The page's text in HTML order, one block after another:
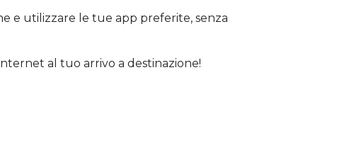
e utilizzare le tue app preferite, senza
al tuo arrivo a destinazione!